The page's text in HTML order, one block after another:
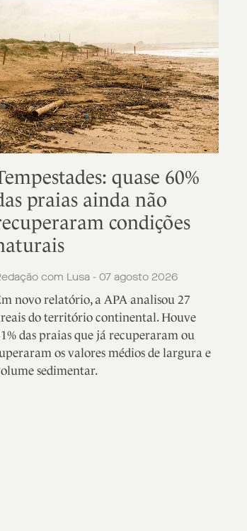
quase 60%
praias ainda não
condições
com Lusa - 07 agosto 2026
novo relatório, a APA analisou 27
do território continental. Houve
das praias que já recuperaram ou
os valores médios de largura e
sedimentar.